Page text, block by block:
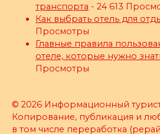
транспорта - 24 613
Как выбрать отель для
Просмотры
Главные правила
отеле, которые нужно
Просмотры
© 2026 Информационный
Копирование, публикация и
в том числе переработка